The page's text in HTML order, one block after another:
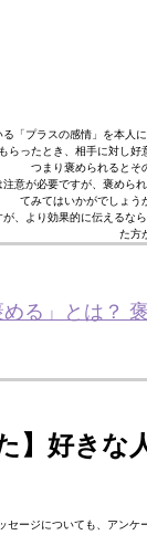
「プラスの感情」を本人
もらったとき、相手に対し好
つまり褒められるとそ
意が必要ですが、褒めら
てみてはいかがでしょう
、より効果的に伝えるな
た方
める」とは？
】好き
セージについても、アン